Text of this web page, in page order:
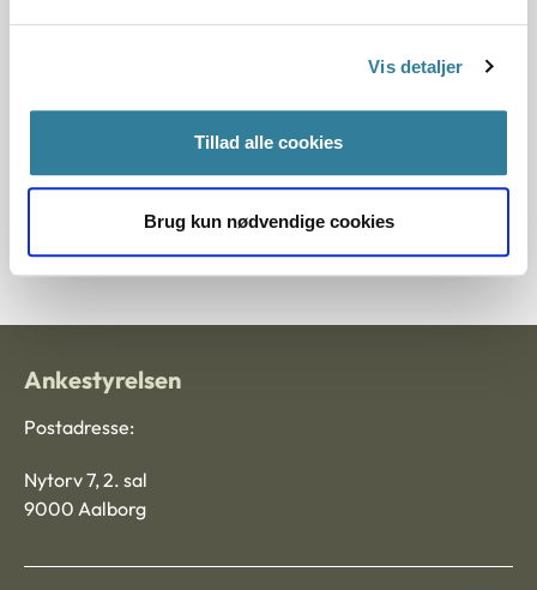
Vis detaljer
Tillad alle cookies
Brug kun nødvendige cookies
Ankestyrelsen har lavet en guide til behandling af sager om
optagelse i særlige botilbud uden samtykke (flytning uden
samtykke). Guiden er en del af retssikkerhedsinitiativerne
på handicapområdet, og den gennemgår reglerne om
magtanvendelse med fokus på konkrete bestemmelser i
serviceloven.
Ankestyrelsen
Postadresse:
Nytorv 7, 2. sal
9000 Aalborg